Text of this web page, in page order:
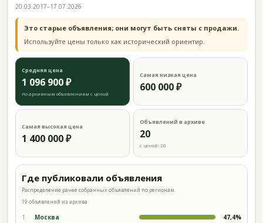
20.03.2017–17.07.2026
Это старые объявления; они могут быть сняты с продажи.
Используйте цены только как исторический ориентир.
Средняя цена
1 096 900 ₽
по архивным объявлениям с ценой
Самая низкая цена
600 000 ₽
Самая высокая цена
1 400 000 ₽
Объявлений в архиве
20
с ценой: 20
Где публиковали объявления
Распределение ранее собранных объявлений по регионам.
19 объявлений из архива
1 Москва 47,4%